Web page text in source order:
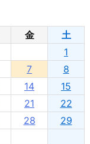
金
土
1
7
8
14
15
21
22
28
29